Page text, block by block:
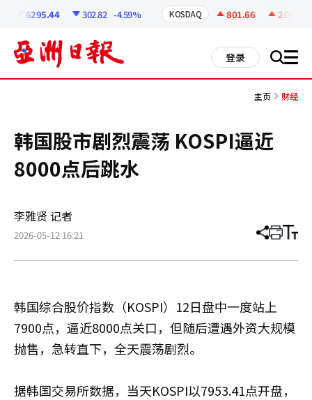
6295.44 302.82 -4.59% KOSDAQ 801.66 2.07
登录 搜 all
主页 财经
韩国股市剧烈震荡 KOSPI逼近
8000点后跳水
李雅贤 记者
2026-05-12 16:21 分
章
打 调
小
韩国综合股价指数（KOSPI）12日盘中一度站上
7900点，逼近8000点关口，但随后遭遇外资大规模
抛售，急转直下，全天震荡剧烈。
据韩国交易所数据，当天KOSPI以7953.41点开盘，